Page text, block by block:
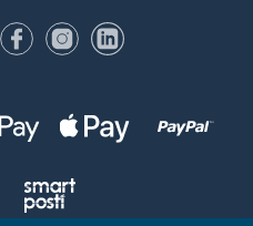
FacebookInstagram
LinkedIn